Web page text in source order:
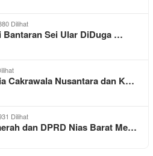
Dilihat
Bantaran Sei Ular DiDuga …
Cakrawala Nusantara dan K…
Dilihat
dan DPRD Nias Barat Me…